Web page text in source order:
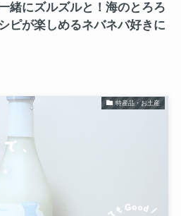
緒にズルズルと！海のとろろ
ピが楽しめるネバネバ好きに
特産品・お土産